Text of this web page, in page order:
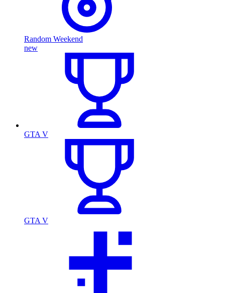
Random Weekend
new
GTA V
GTA V